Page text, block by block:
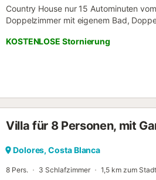
Country House nur 15 Autominuten
Doppelzimmer mit eigenem Bad,
Spieler, WIFI Internetzugang, Sicher,
mit einem "PAY AS YOU GO" -
wir Ihnen 20 €. 00 Euro pro Woche
benutzen möchten, zahlen Sie die
geschlossen, 2000m2 Gartenfläche
sind ein Babystuhl, Autositz und
KOSTENLOSE Stornierung
Villa für 8 Personen, mit
Dolores, Costa Blanca
8 Pers. 3 Schlafzimmer 1,5 km zum